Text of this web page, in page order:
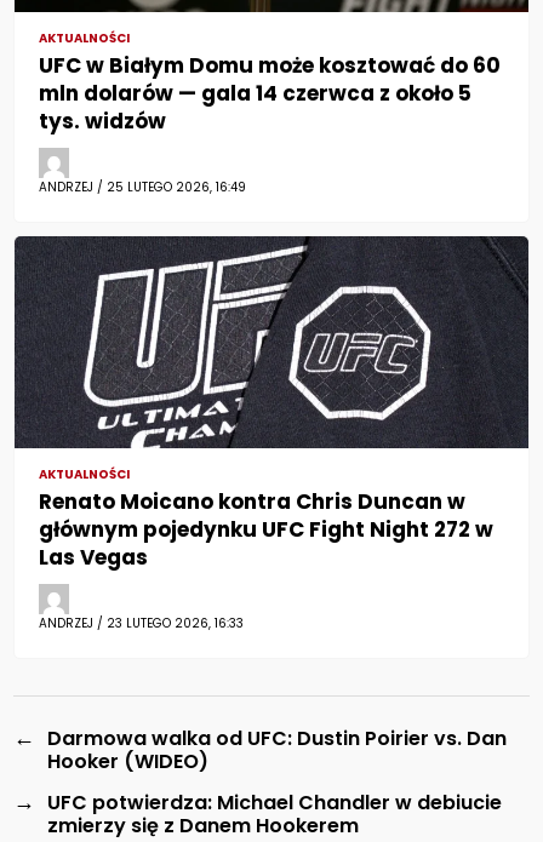
AKTUALNOŚCI
UFC w Białym Domu może kosztować do 60
mln dolarów — gala 14 czerwca z około 5
tys. widzów
ANDRZEJ / 25 LUTEGO 2026, 16:49
AKTUALNOŚCI
Renato Moicano kontra Chris Duncan w
głównym pojedynku UFC Fight Night 272 w
Las Vegas
ANDRZEJ / 23 LUTEGO 2026, 16:33
←
Darmowa walka od UFC: Dustin Poirier vs. Dan
Hooker (WIDEO)
→
UFC potwierdza: Michael Chandler w debiucie
zmierzy się z Danem Hookerem